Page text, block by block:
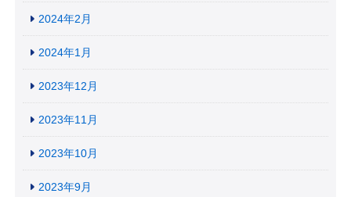
2024年2月
2024年1月
2023年12月
2023年11月
2023年10月
2023年9月